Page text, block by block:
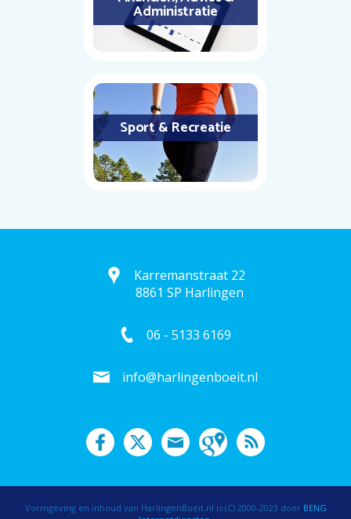
Administratie
Sport & Recreatie
Karremanstraat 22
8861 SP Harlingen
06 - 5133 6169
info@harlingenboeit.nl
Vormgeving en inhoud van HarlingenBoeit.nl is (C) 2000-2023 door BENG